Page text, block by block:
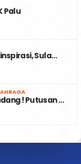
Palu
Sula…
! Putusan …